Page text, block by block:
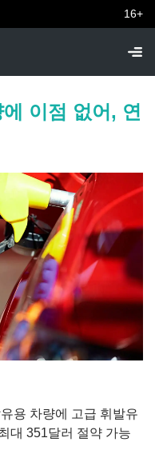
16+
이점 없어, 연
용 차량에 고급 휘발유
대 351달러 절약 가능